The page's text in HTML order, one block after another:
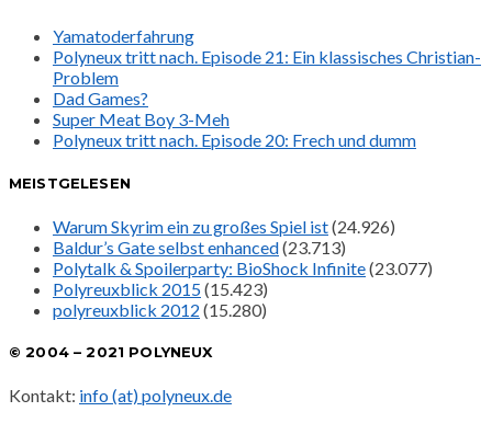
Yamatoderfahrung
Polyneux tritt nach. Episode 21: Ein klassisches Christian-
Problem
Dad Games?
Super Meat Boy 3-Meh
Polyneux tritt nach. Episode 20: Frech und dumm
MEISTGELESEN
Warum Skyrim ein zu großes Spiel ist(24.926)
Baldur’s Gate selbst enhanced(23.713)
Polytalk & Spoilerparty: BioShock Infinite(23.077)
Polyreuxblick 2015(15.423)
polyreuxblick 2012 (15.280)
© 2004 – 2021 POLYNEUX
Kontakt: info (at) polyneux.de